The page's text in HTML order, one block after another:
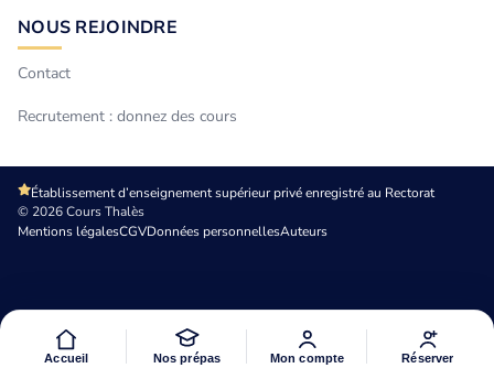
NOUS REJOINDRE
Contact
Recrutement : donnez des cours
Établissement d’enseignement supérieur privé enregistré au Rectorat
© 2026 Cours Thalès
Mentions légalesCGVDonnées personnellesAuteurs
Accueil Nos prépas Mon compte Réserver